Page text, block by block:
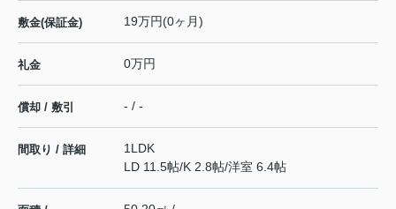
敷金(保証金) 19万円(0ヶ月)
礼金 0万円
償却 / 敷引 - / -
間取り / 詳細
1LDK
LD 11.5帖/K 2.8帖/洋室 6.4帖